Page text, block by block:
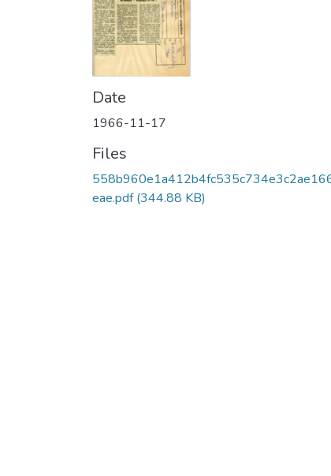
Date
1966-11-17
Files
eae.pdf(344.88 KB)